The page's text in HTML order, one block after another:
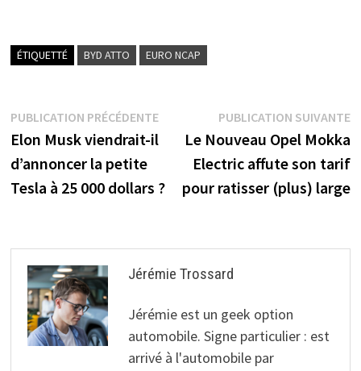
Chine (et bientôt
en Europe)
e.Xpress
ÉTIQUETTÉ BYD ATTO EURO NCAP
Navigation
de
l’article
PUBLICATION PRÉCÉDENTEPublication
précédente :
Elon Musk viendrait-il
d’annoncer la petite
Tesla à 25 000 dollars ?
PUBLICATION SUIVANTE
Le Nouveau Opel Mokka
Electric affute son tarif
pour ratisser (plus) large
Jérémie Trossard
Jérémie est un geek option
automobile. Signe particulier : est
arrivé à l'automobile par